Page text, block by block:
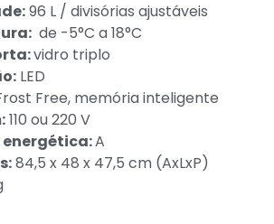
96 L / divisórias ajustáveis
de -5°C a 18°C
vidro triplo
LED
Free, memória inteligente
110 ou 220 V
A
84,5 x 48 x 47,5 cm (AxLxP)